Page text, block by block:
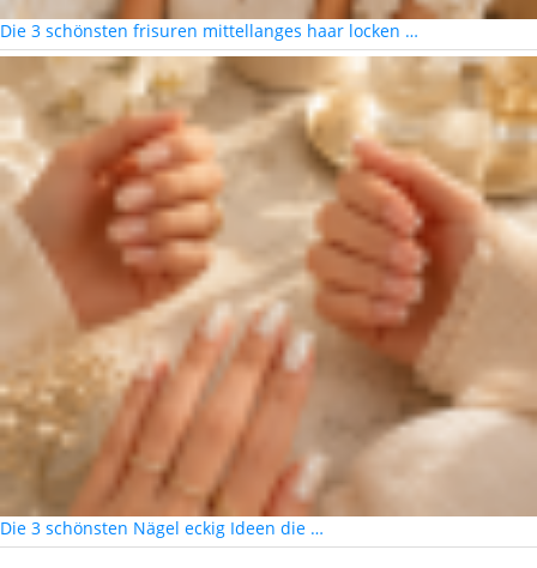
Die 3 schönsten frisuren mittellanges haar locken …
Die 3 schönsten Nägel eckig Ideen die …